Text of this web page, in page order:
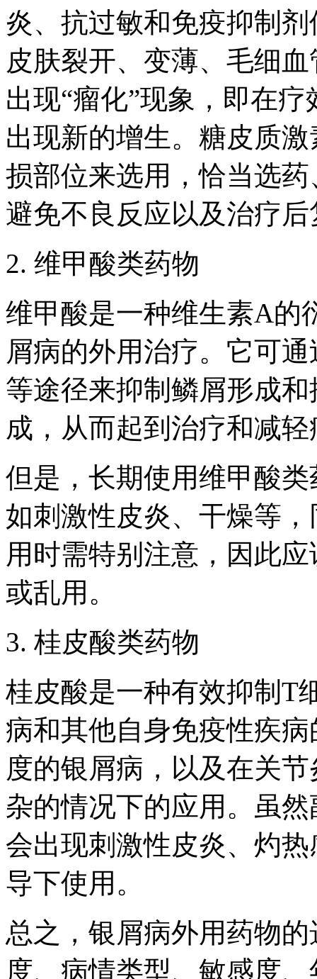
炎、抗过敏和免疫抑制
皮肤裂开、变薄、毛细
出现“瘤化”现象，即在
出现新的增生。糖皮质
损部位来选用，恰当选
避免不良反应以及治疗
2. 维甲酸类药物
维甲酸是一种维生素A的
屑病的外用治疗。它可
等途径来抑制鳞屑形成
成，从而起到治疗和减
但是，长期使用维甲酸
如刺激性皮炎、干燥等
用时需特别注意，因此
或乱用。
3. 桂皮酸类药物
桂皮酸是一种有效抑制T
病和其他自身免疫性疾
度的银屑病，以及在关
杂的情况下的应用。虽
会出现刺激性皮炎、灼
导下使用。
总之，银屑病外用药物
度、病情类型、敏感度